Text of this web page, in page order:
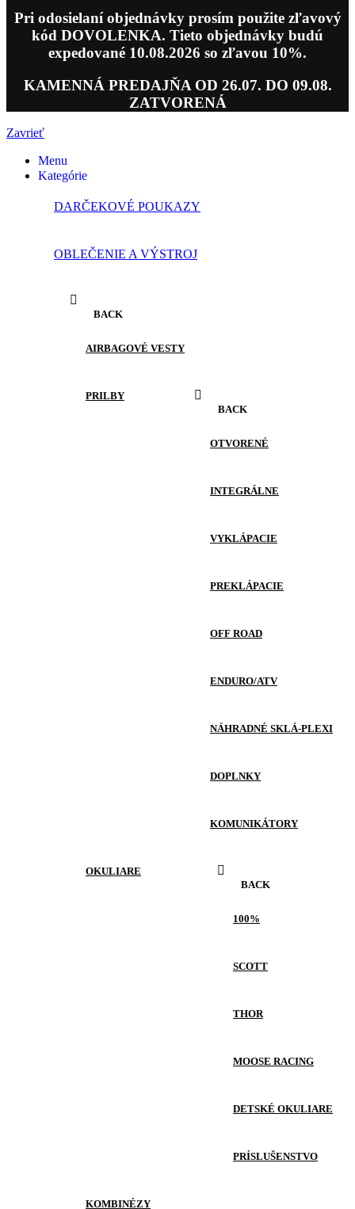
Pri odosielaní objednávky prosím použite zľavový
kód DOVOLENKA. Tieto objednávky budú
expedované 10.08.2026 so zľavou 10%.
KAMENNÁ PREDAJŇA OD 26.07. DO 09.08.
ZATVORENÁ
Zavrieť
Menu
Kategórie
DARČEKOVÉ POUKAZY
OBLEČENIE A VÝSTROJ
BACK
AIRBAGOVÉ VESTY
PRILBY
BACK
OTVORENÉ
INTEGRÁLNE
VYKLÁPACIE
PREKLÁPACIE
OFF ROAD
ENDURO/ATV
NÁHRADNÉ SKLÁ-PLEXI
DOPLNKY
KOMUNIKÁTORY
OKULIARE
BACK
100%
SCOTT
THOR
MOOSE RACING
DETSKÉ OKULIARE
PRÍSLUŠENSTVO
KOMBINÉZY